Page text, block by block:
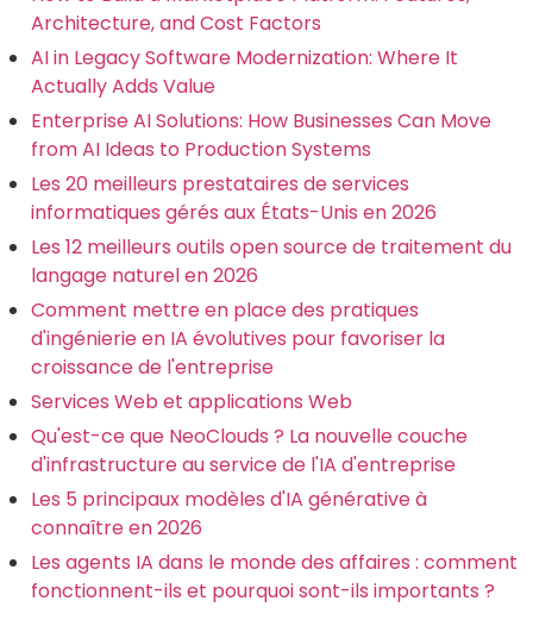
Architecture, and Cost Factors
AI in Legacy Software Modernization: Where It
Actually Adds Value
Enterprise AI Solutions: How Businesses Can Move
from AI Ideas to Production Systems
Les 20 meilleurs prestataires de services
informatiques gérés aux États-Unis en 2026
Les 12 meilleurs outils open source de traitement du
langage naturel en 2026
Comment mettre en place des pratiques
d'ingénierie en IA évolutives pour favoriser la
croissance de l'entreprise
Services Web et applications Web
Qu'est-ce que NeoClouds ? La nouvelle couche
d'infrastructure au service de l'IA d'entreprise
Les 5 principaux modèles d'IA générative à
connaître en 2026
Les agents IA dans le monde des affaires : comment
fonctionnent-ils et pourquoi sont-ils importants ?